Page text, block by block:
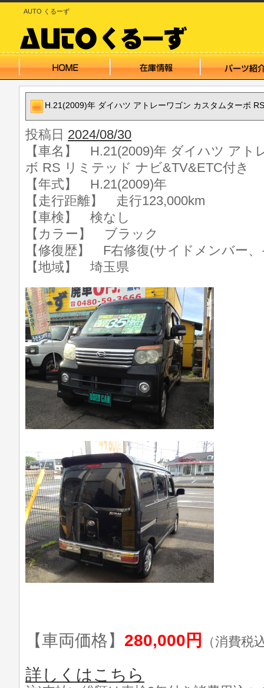
AUTO くるーず
H.21(2009)年 ダイハツ アトレーワゴン カスタムターボ
投稿日 2024/08/30
【車名】 H.21(2009)年 ダイハツ アト
ボ RS リミテッド ナビ&TV&ETC付き
【年式】 H.21(2009)年
【走行距離】 走行123,000km
【車検】 検なし
【カラー】 ブラック
【修復歴】 F右修復(サイドメンバー
【地域】 埼玉県
【車両価格】 280,000円 （消費税
詳しくはこちら